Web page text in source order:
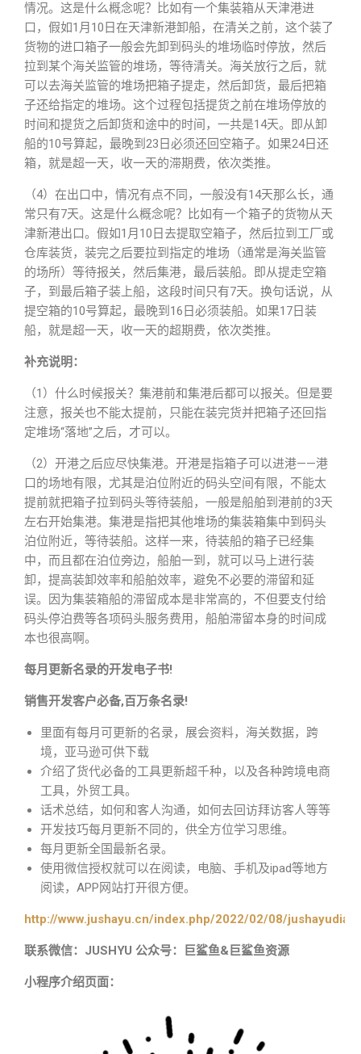
情况。这是什么概念呢？比如有一个集装箱从天津港进
口，假如1月10日在天津新港卸船，在清关之前，这个装了
货物的进口箱子一般会先卸到码头的堆场临时停放，然后
拉到某个海关监管的堆场，等待清关。海关放行之后，就
可以去海关监管的堆场把箱子提走，然后卸货，最后把箱
子还给指定的堆场。这个过程包括提货之前在堆场停放的
时间和提货之后卸货和途中的时间，一共是14天。即从卸
船的10号算起，最晚到23日必须还回空箱子。如果24日还
箱，就是超一天，收一天的滞期费，依次类推。
（4）在出口中，情况有点不同，一般没有14天那么长，通
常只有7天。这是什么概念呢？比如有一个箱子的货物从天
津新港出口。假如1月10日去提取空箱子，然后拉到工厂或
仓库装货，装完之后要拉到指定的堆场（通常是海关监管
的场所）等待报关，然后集港，最后装船。即从提走空箱
子，到最后箱子装上船，这段时间只有7天。换句话说，从
提空箱的10号算起，最晚到16日必须装船。如果17日装
船，就是超一天，收一天的超期费，依次类推。
补充说明：
（1）什么时候报关？集港前和集港后都可以报关。但是要
注意，报关也不能太提前，只能在装完货并把箱子还回指
定堆场“落地”之后，才可以。
（2）开港之后应尽快集港。开港是指箱子可以进港——港
口的场地有限，尤其是泊位附近的码头空间有限，不能太
提前就把箱子拉到码头等待装船，一般是船舶到港前的3天
左右开始集港。集港是指把其他堆场的集装箱集中到码头
泊位附近，等待装船。这样一来，待装船的箱子已经集
中，而且都在泊位旁边，船舶一到，就可以马上进行装
卸，提高装卸效率和船舶效率，避免不必要的滞留和延
误。因为集装箱船的滞留成本是非常高的，不但要支付给
码头停泊费等各项码头服务费用，船舶滞留本身的时间成
本也很高啊。
每月更新名录的开发电子书!
销售开发客户必备,百万条名录!
里面有每月可更新的名录，展会资料，海关数据，跨
境，亚马逊可供下载
介绍了货代必备的工具更新超千种，以及各种跨境电商
工具，外贸工具。
话术总结，如何和客人沟通，如何去回访拜访客人等等
开发技巧每月更新不同的，供全方位学习思维。
每月更新全国最新名录。
使用微信授权就可以在阅读，电脑、手机及ipad等地方
阅读，APP网站打开很方便。
http://www.jushayu.cn/index.php/2022/02/08/
联系微信：JUSHYU 公众号：巨鲨鱼&巨鲨鱼资源
小程序介绍页面：